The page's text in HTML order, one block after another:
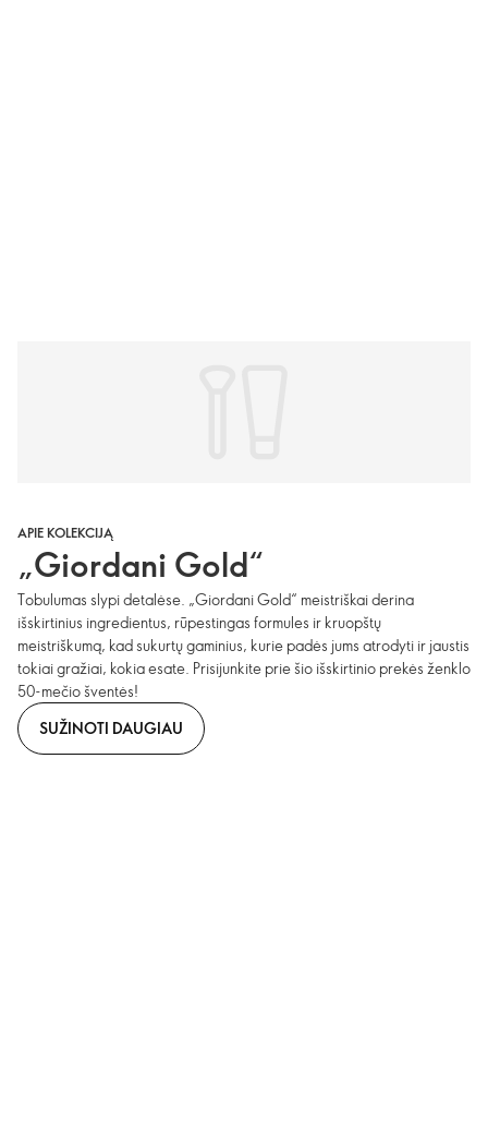
APIE KOLEKCIJĄ
„Giordani Gold“
Tobulumas slypi detalėse. „Giordani Gold“ meistriškai derina
išskirtinius ingredientus, rūpestingas formules ir kruopštų
meistriškumą, kad sukurtų gaminius, kurie padės jums atrodyti ir jaustis
tokiai gražiai, kokia esate. Prisijunkite prie šio išskirtinio prekės ženklo
50-mečio šventės!
SUŽINOTI DAUGIAU